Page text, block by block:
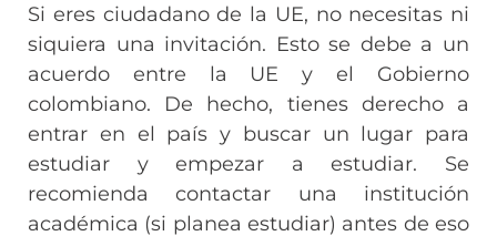
Si eres ciudadano de la UE, no necesitas ni
siquiera una invitación. Esto se debe a un
acuerdo entre la UE y el Gobierno
colombiano. De hecho, tienes derecho a
entrar en el país y buscar un lugar para
estudiar y empezar a estudiar. Se
recomienda contactar una institución
académica (si planea estudiar) antes de eso